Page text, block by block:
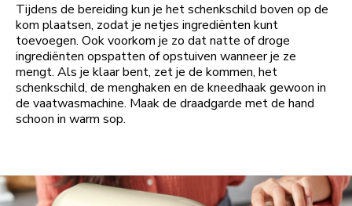
Tijdens de bereiding kun je het schenkschild boven op de
kom plaatsen, zodat je netjes ingrediënten kunt
toevoegen. Ook voorkom je zo dat natte of droge
ingrediënten opspatten of opstuiven wanneer je ze
mengt. Als je klaar bent, zet je de kommen, het
schenkschild, de menghaken en de kneedhaak gewoon in
de vaatwasmachine. Maak de draadgarde met de hand
schoon in warm sop.